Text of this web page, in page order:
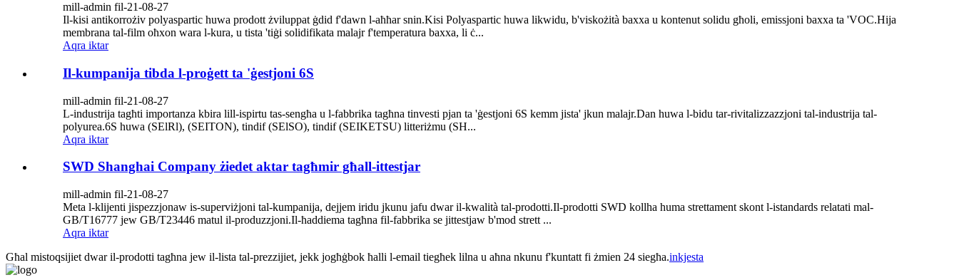
mill-admin fil-21-08-27
Il-kisi antikorrożiv polyaspartic huwa prodott żviluppat ġdid f'dawn l-aħħar snin.Kisi Polyaspartic huwa likwidu, b'viskożità baxxa u kontenut solidu għoli, emissjoni baxxa ta 'VOC.Hija
membrana tal-film oħxon wara l-kura, u tista 'tiġi solidifikata malajr f'temperatura baxxa, li ċ...
Aqra iktar
Il-kumpanija tibda l-proġett ta 'ġestjoni 6S
mill-admin fil-21-08-27
L-industrija tagħti importanza kbira lill-ispirtu tas-sengħa u l-fabbrika tagħna tinvesti pjan ta 'ġestjoni 6S kemm jista' jkun malajr.Dan huwa l-bidu tar-rivitalizzazzjoni tal-industrija tal-
polyurea.6S huwa (SElRl), (SEITON), tindif (SElSO), tindif (SEIKETSU) litteriżmu (SH...
Aqra iktar
SWD Shanghai Company żiedet aktar tagħmir għall-ittestjar
mill-admin fil-21-08-27
Meta l-klijenti jispezzjonaw is-superviżjoni tal-kumpanija, dejjem iridu jkunu jafu dwar il-kwalità tal-prodotti.Il-prodotti SWD kollha huma strettament skont l-istandards relatati mal-
GB/T16777 jew GB/T23446 matul il-produzzjoni.Il-ħaddiema tagħna fil-fabbrika se jittestjaw b'mod strett ...
Aqra iktar
Għal mistoqsijiet dwar il-prodotti tagħna jew il-lista tal-prezzijiet, jekk jogħġbok ħalli l-email tiegħek lilna u aħna nkunu f'kuntatt fi żmien 24 siegħa.inkjesta